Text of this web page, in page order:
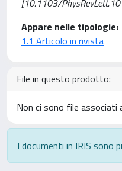
[10.1103/
Appare nelle tipologie:
1.1 Articolo in rivista
File in questo prodotto:
Non ci sono file
I documenti in IRIS